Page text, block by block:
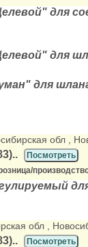
для
для
для
обл ,
Посмотреть
обл ,
Посмотреть